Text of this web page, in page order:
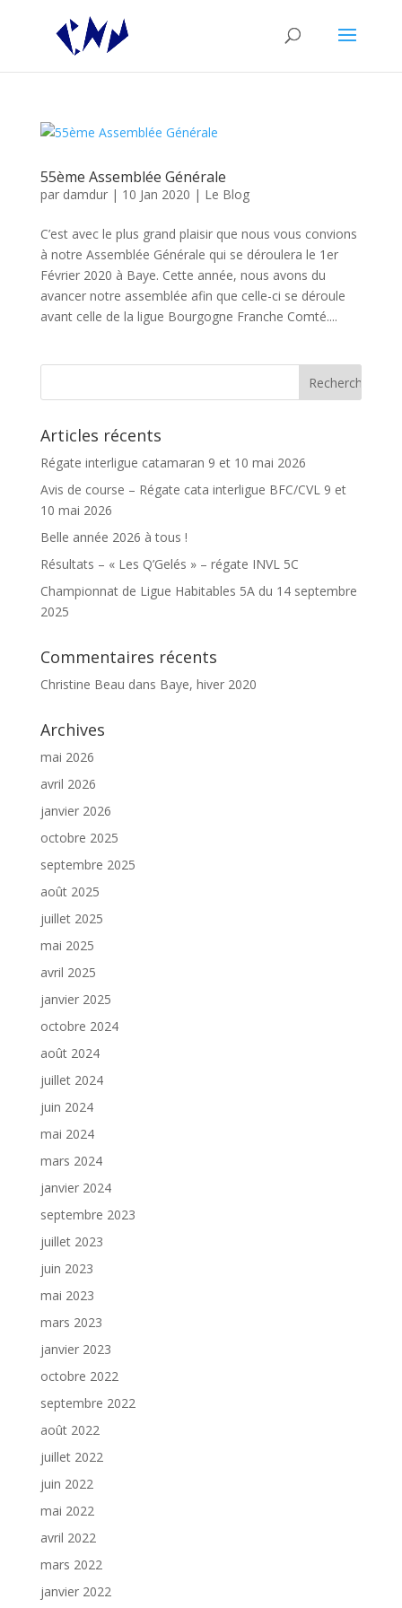
55ème Assemblée Générale
par damdur| 10 Jan 2020 | Le Blog
C’est avec le plus grand plaisir que nous vous convions
à notre Assemblée Générale qui se déroulera le 1er
Février 2020 à Baye. Cette année, nous avons du
avancer notre assemblée afin que celle-ci se déroule
avant celle de la ligue Bourgogne Franche Comté....
Articles récents
Régate interligue catamaran 9 et 10 mai 2026
Avis de course – Régate cata interligue BFC/CVL 9 et
10 mai 2026
Belle année 2026 à tous !
Résultats – « Les Q’Gelés » – régate INVL 5C
Championnat de Ligue Habitables 5A du 14 septembre
2025
Commentaires récents
Christine Beau dans Baye, hiver 2020
Archives
mai 2026
avril 2026
janvier 2026
octobre 2025
septembre 2025
août 2025
juillet 2025
mai 2025
avril 2025
janvier 2025
octobre 2024
août 2024
juillet 2024
juin 2024
mai 2024
mars 2024
janvier 2024
septembre 2023
juillet 2023
juin 2023
mai 2023
mars 2023
janvier 2023
octobre 2022
septembre 2022
août 2022
juillet 2022
juin 2022
mai 2022
avril 2022
mars 2022
janvier 2022